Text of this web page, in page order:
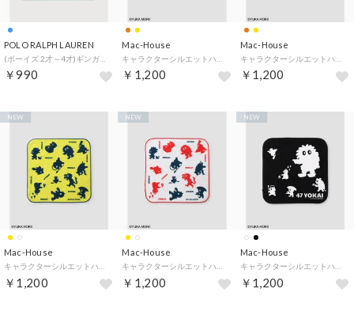
POLO RALPH LAUREN
￥990
Mac-House
￥1,200
Mac-House
￥1,200
Mac-House
￥1,200
NEW
Mac-House
￥1,200
NEW
Mac-House
￥1,200
NEW